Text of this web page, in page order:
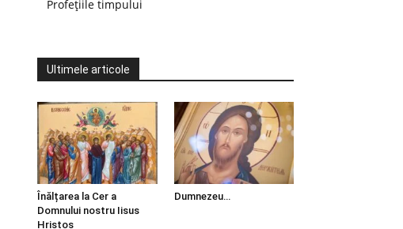
Profețiile timpului
Ultimele articole
Înălțarea la Cer a
Domnului nostru Iisus
Hristos
Dumnezeu…